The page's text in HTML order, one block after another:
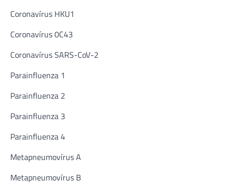
Coronavírus HKU1
Coronavírus 0C43
Coronavírus SARS-CoV-2
Parainfluenza 1
Parainfluenza 2
Parainfluenza 3
Parainfluenza 4
Metapneumovírus A
Metapneumovírus B